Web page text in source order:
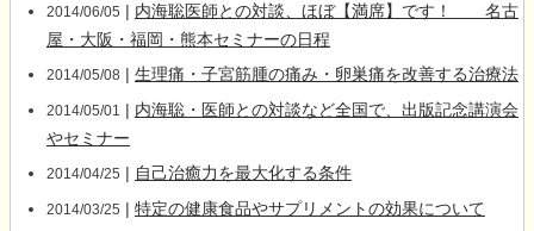
2014/06/05 | 内海聡医師との対談、ほぼ【満席】です！ 名古
屋・大阪・福岡・熊本セミナーの日程
2014/05/08 | 生理痛・子宮筋腫の痛み・卵巣痛を改善する治療法
2014/05/01 | 内海聡・医師との対談など全国で、出版記念講演会
やセミナー
2014/04/25 | 自己治癒力を最大化する条件
2014/03/25 | 特定の健康食品やサプリメントの効果について